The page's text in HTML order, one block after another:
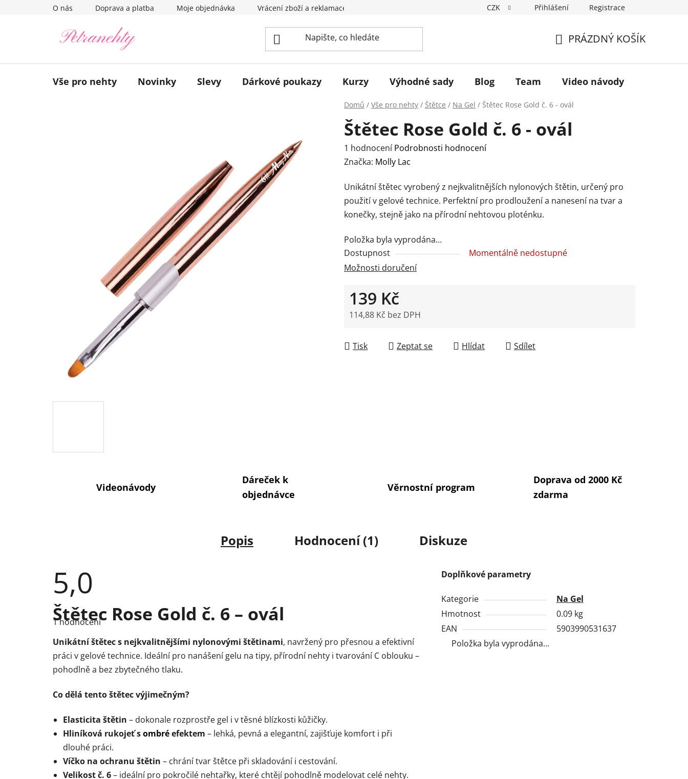
O nás Doprava a platba Moje objednávka Vrácení zboží a reklamace Hodnocení obchodu Podmínky ochrany osobních údajů
CZK Přihlášení Registrace
KOŠÍK
PRÁZDNÝ KOŠÍK
Vše pro nehty Novinky Slevy Dárkové poukazy Kurzy Výhodné sady Blog Team Video návody
Domů / Vše pro nehty / Štětce / Na Gel / Štětec Rose Gold č. 6 - ovál
Štětec Rose Gold č. 6 - ovál
Průměrné
hodnocení
je
5,0
z
hvězdiček.
1 hodnocení Podrobnosti hodnocení
Značka: Molly Lac
Unikátní štětec vyrobený z nejkvalitnějších nylonových štětin, určený pro
použití v gelové technice. Perfektní pro prodloužení a nanesení na tvar a
konečky, stejně jako na přírodní nehtovou ploténku.
Položka byla vyprodána…
Dostupnost
Momentálně nedostupné
Možnosti doručení
139 Kč
114,88 Kč bez DPH
Tisk
Zeptat se Hlídat Sdílet
Videonávody
Dáreček k
objednávce
Věrnostní program
Doprava od 2000 Kč
zdarma
Popis Hodnocení (1) Diskuze
5,0
Průměrné
hodnocení
produktu
5,0
z
5
hvězdiček.
1 hodnocení
Štětec Rose Gold č. 6 – ovál
Unikátní štětec s nejkvalitnějšími nylonovými štětinami, navržený pro přesnou a efektivní
práci v gelové technice. Ideální pro nanášení gelu na tipy, přírodní nehty i tvarování C oblouku –
pohodlně a bez zbytečného tlaku.
Co dělá tento štětec výjimečným?
Elasticita štětin – dokonale rozprostře gel i v těsné blízkosti kůžičky.
Hliníková rukojeť sombréefektem – lehká, pevná a elegantní, zajišťuje komfort i při
dlouhé práci.
Víčko na ochranu štětin – chrání tvar štětce při skladování i cestování.
Velikost č. 6– ideální pro pokročilé nehtařky, které chtějí pohodlně modelovat celé nehty.
Doplňkové parametry
Kategorie
Na Gel
Hmotnost
0.09 kg
EAN
5903990531637
Položka byla vyprodána…